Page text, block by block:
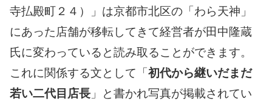
寺払殿町２４）」は京都市北区の「わら天神」
にあった店舗が移転してきて経営者が田中隆蔵
氏に変わっていると読み取ることができます。
これに関係する文として「 初代から継いだまだ
若い二代目店長 」と書かれ写真が掲載されてい